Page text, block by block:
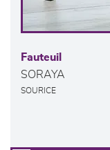
Fauteuil
SORAYA
SOURICE